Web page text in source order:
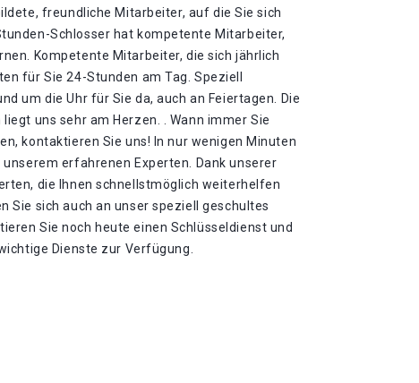
freundliche Mitarbeiter, auf die Sie sich
Schlosser hat kompetente Mitarbeiter,
Kompetente Mitarbeiter, die sich jährlich
für Sie 24-Stunden am Tag. Speziell
um die Uhr für Sie da, auch an Feiertagen. Die
uns sehr am Herzen. . Wann immer Sie
kontaktieren Sie uns! In nur wenigen Minuten
erfahrenen Experten. Dank unserer
die Ihnen schnellstmöglich weiterhelfen
Sie sich auch an unser speziell geschultes
Sie noch heute einen Schlüsseldienst und
Dienste zur Verfügung.